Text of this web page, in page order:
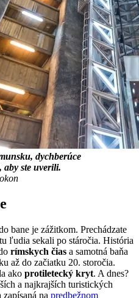
dychberúce
aby ste uverili.
bane je zážitkom. Prechádzate
ľudia sekali po stáročia. História
rímskych čias a samotná baňa
až do začiatku 20. storočia.
ako protiletecký kryt. A dnes?
a najkrajších turistických
na predbežnom